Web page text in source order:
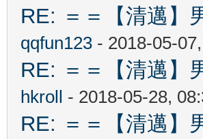
RE: ＝＝【清邁
qqfun123 - 2018-05-
RE: ＝＝【清邁
hkroll - 2018-05-28,
RE: ＝＝【清邁